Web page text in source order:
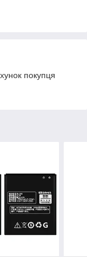
покупця